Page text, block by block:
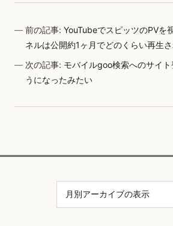
前の記事:YouTubeでスピッツのPVを
ネルは公開約1ヶ月でどのくらい再生
次の記事: モバイルgoo検索へのサイ
うになったみたい